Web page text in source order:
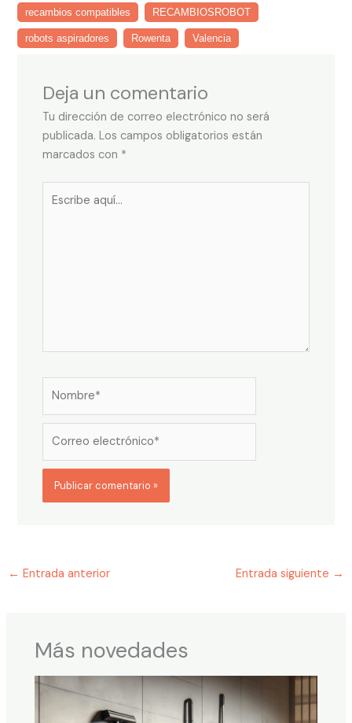
recambios compatibles RECAMBIOSROBOT
robots aspiradores Rowenta Valencia
Deja un comentario
Tu dirección de correo electrónico no será
publicada. Los campos obligatorios están
marcados con *
electrónico*
← Entrada anterior Entrada siguiente →
Más novedades